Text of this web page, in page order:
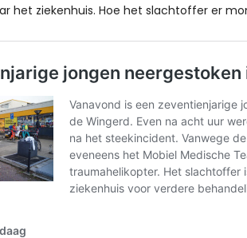
het ziekenhuis. Hoe het slachtoffer er